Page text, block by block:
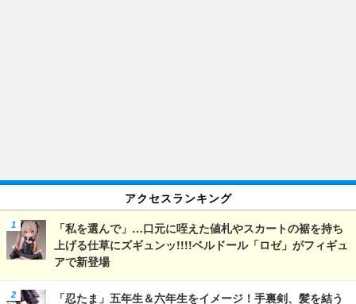
アクセスランキング
「私を選んで」…口元に咥えた値札やスカートの裾を持ち
上げる仕草にズギュンッ!!!!ベルドール「ロゼ」がフィギュ
アで新登場
「忍たま」五年生＆六年生をイメージ！手裏剣、髪を結う